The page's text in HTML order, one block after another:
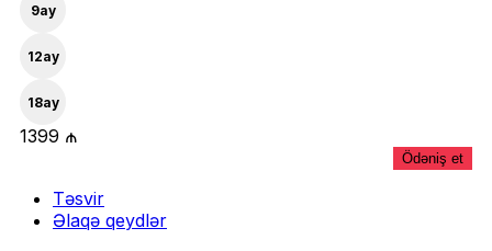
9ay
12ay
18ay
1399 ₼
Ödəniş et
Təsvir
Əlaqə qeydlər